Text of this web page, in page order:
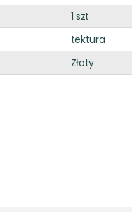
1 szt
tektura
Złoty